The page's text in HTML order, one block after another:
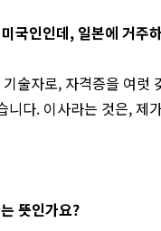
국인인데, 일본에 거주
술자로, 자격증을 여럿
니다. 이사라는 것은,
뜻인가요?